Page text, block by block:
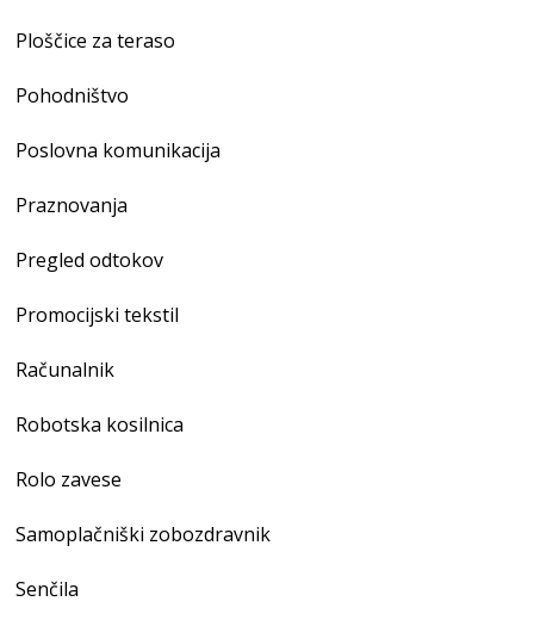
Ploščice za teraso
Pohodništvo
Poslovna komunikacija
Praznovanja
Pregled odtokov
Promocijski tekstil
Računalnik
Robotska kosilnica
Rolo zavese
Samoplačniški zobozdravnik
Senčila